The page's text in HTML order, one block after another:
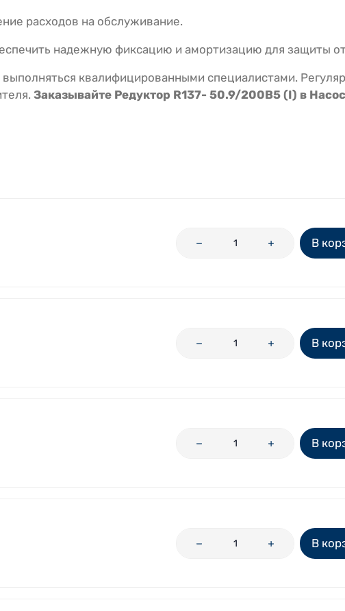
расходов на обслуживание.
надежную фиксацию и амортизацию для защиты
квалифицированными специалистами.
Заказывайте Редуктор R137- 50.9/200B5 (I) в
В
В
В
В